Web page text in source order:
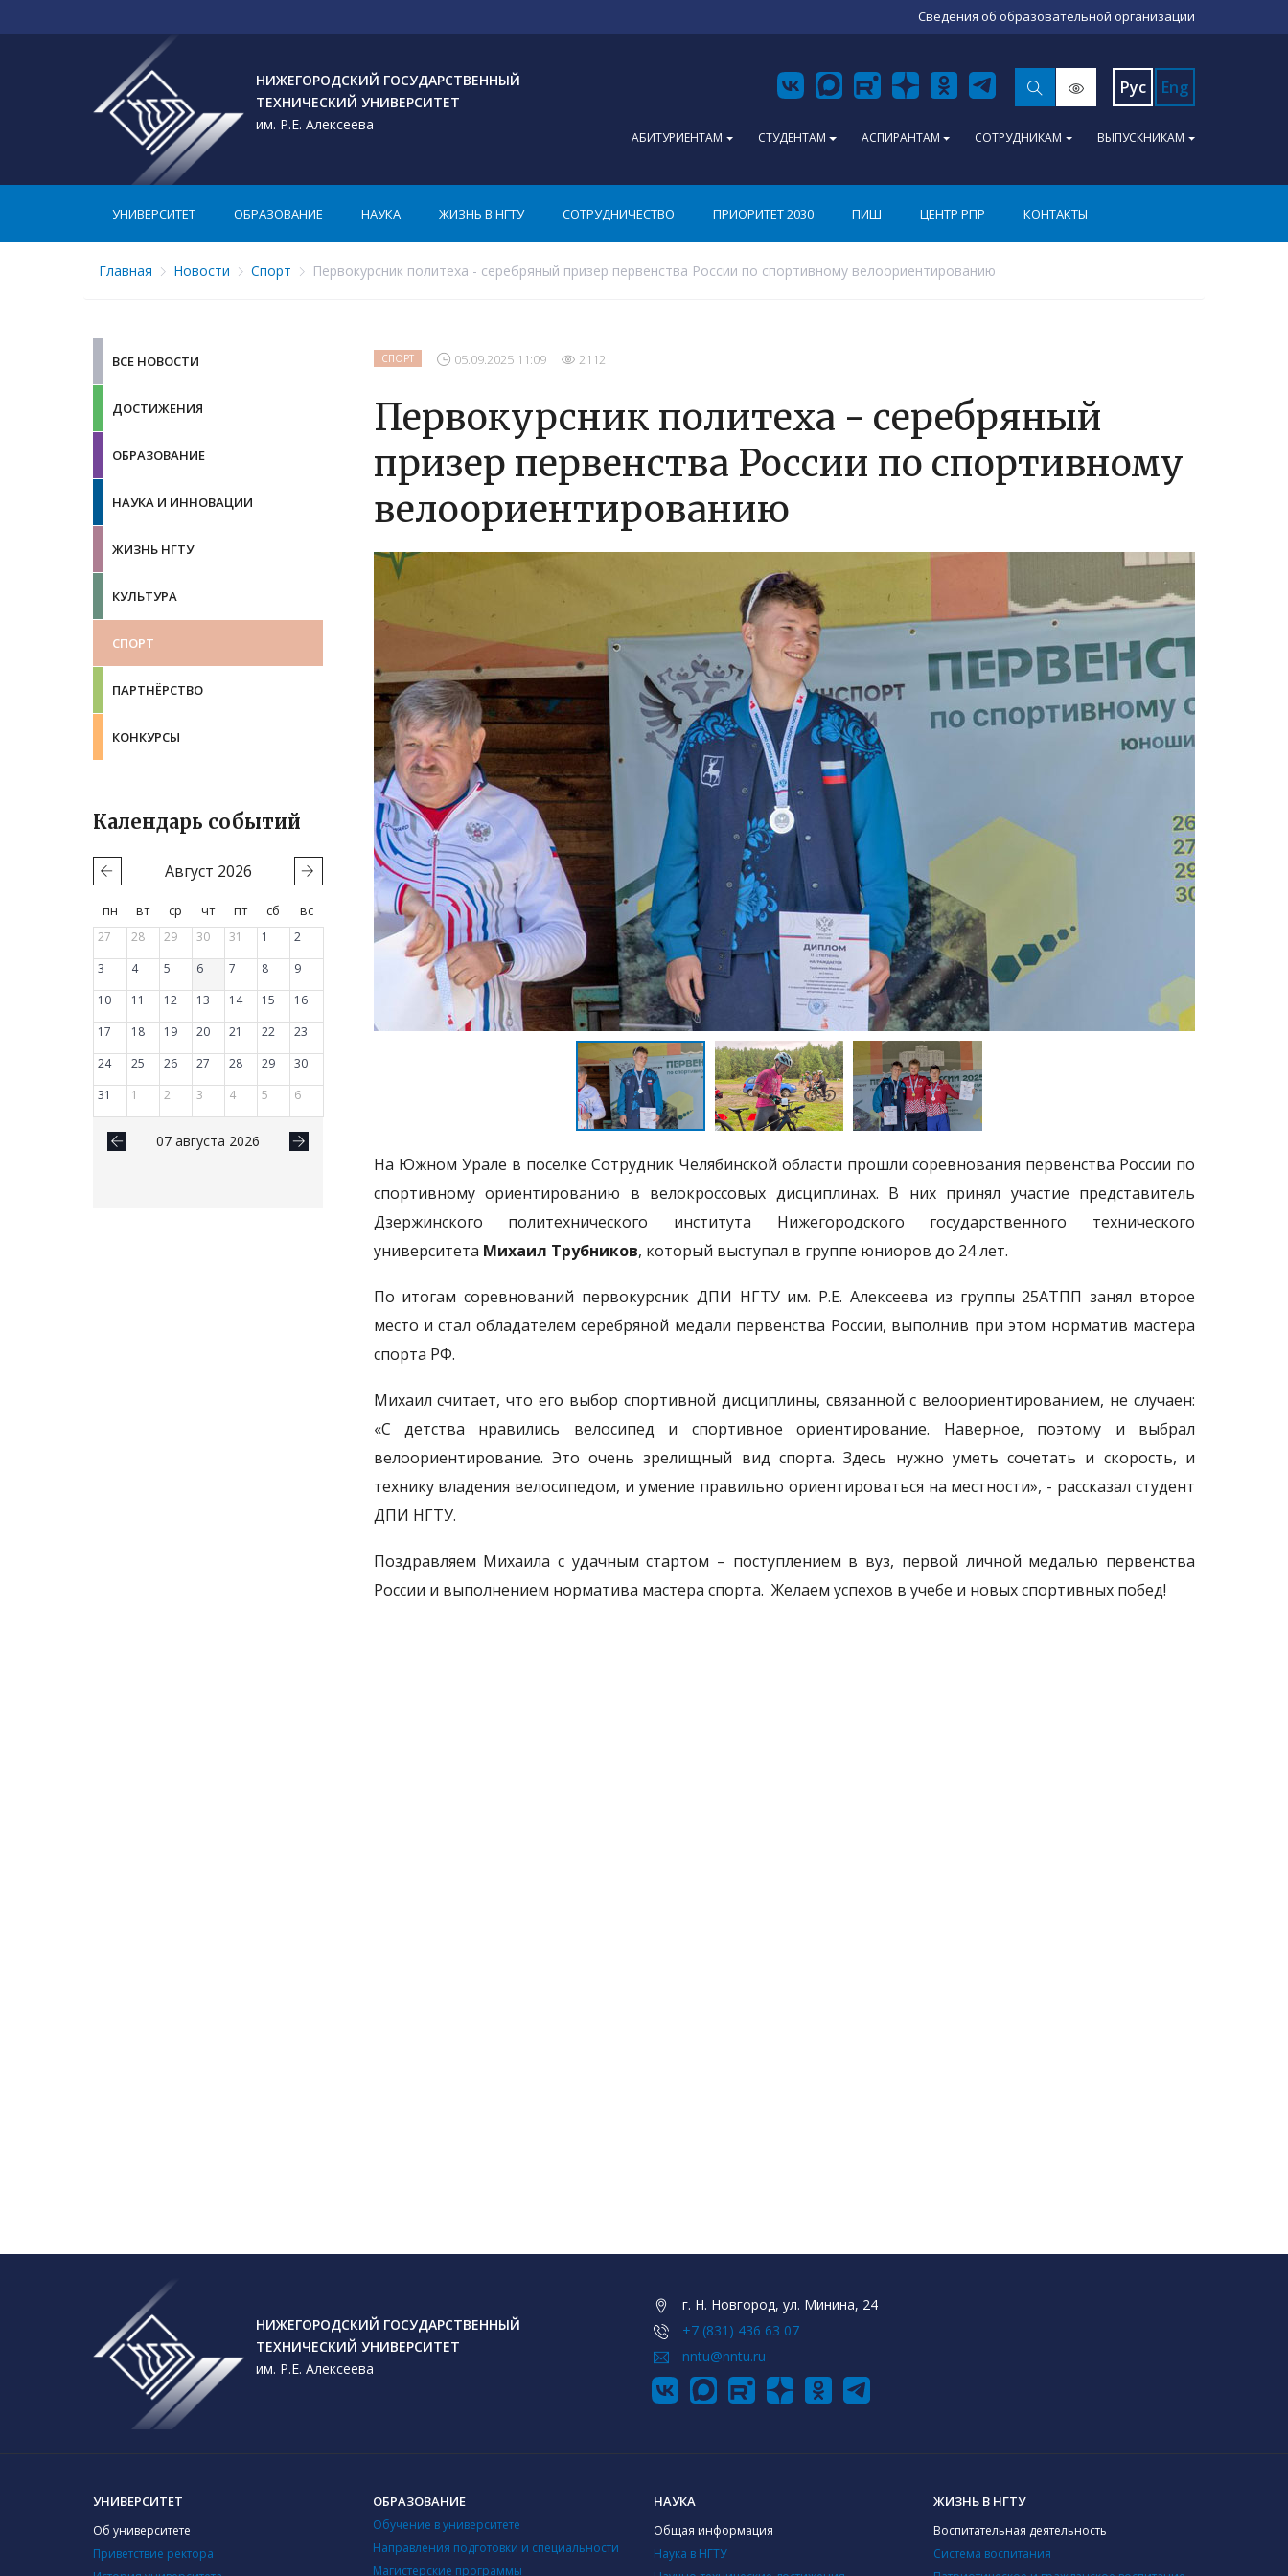
Сведения об образовательной организации
НИЖЕГОРОДСКИЙ ГОСУДАРСТВЕННЫЙ
ТЕХНИЧЕСКИЙ УНИВЕРСИТЕТ
им. Р.Е. Алексеева
Рус Eng
АБИТУРИЕНТАМ СТУДЕНТАМ АСПИРАНТАМ СОТРУДНИКАМ ВЫПУСКНИКАМ
УНИВЕРСИТЕТ ОБРАЗОВАНИЕ НАУКА ЖИЗНЬ В НГТУ СОТРУДНИЧЕСТВО ПРИОРИТЕТ 2030 ПИШ ЦЕНТР РПР КОНТАКТЫ
Главная Новости Спорт Первокурсник политеха - серебряный призер первенства России по спортивному велоориентированию
ВСЕ НОВОСТИ
ДОСТИЖЕНИЯ
ОБРАЗОВАНИЕ
НАУКА И ИННОВАЦИИ
ЖИЗНЬ НГТУ
КУЛЬТУРА
СПОРТ
ПАРТНЁРСТВО
КОНКУРСЫ
Календарь событий
Август 2026
пн вт ср чт пт сб
вс
27
28 29 30 31 1
2
3
4 5 6 7 8
9
10
11 12 13 14 15
16
17
18 19 20 21 22
23
24
25 26 27 28 29
30
31
1 2 3 4 5 6
07 августа 2026
СПОРТ 05.09.2025 11:09 2112
Первокурсник политеха - серебряный
призер первенства России по спортивному
велоориентированию
На Южном Урале в поселке Сотрудник Челябинской области прошли соревнования первенства России по
спортивному ориентированию в велокроссовых дисциплинах. В них принял участие представитель
Дзержинского политехнического института Нижегородского государственного технического
университета Михаил Трубников, который выступал в группе юниоров до 24 лет.
По итогам соревнований первокурсник ДПИ НГТУ им. Р.Е. Алексеева из группы 25АТПП занял второе
место и стал обладателем серебряной медали первенства России, выполнив при этом норматив мастера
спорта РФ.
Михаил считает, что его выбор спортивной дисциплины, связанной с велоориентированием, не случаен:
«С детства нравились велосипед и спортивное ориентирование. Наверное, поэтому и выбрал
велоориентирование. Это очень зрелищный вид спорта. Здесь нужно уметь сочетать и скорость, и
технику владения велосипедом, и умение правильно ориентироваться на местности», - рассказал студент
ДПИ НГТУ.
Поздравляем Михаила с удачным стартом – поступлением в вуз, первой личной медалью первенства
России и выполнением норматива мастера спорта. Желаем успехов в учебе и новых спортивных побед!
НИЖЕГОРОДСКИЙ ГОСУДАРСТВЕННЫЙ
ТЕХНИЧЕСКИЙ УНИВЕРСИТЕТ
им. Р.Е. Алексеева
г. Н. Новгород, ул. Минина, 24
+7 (831) 436 63 07
nntu@nntu.ru
УНИВЕРСИТЕТ
Об университете
Приветствие ректора
ОБРАЗОВАНИЕ
Обучение в университете
Направления подготовки и специальности
Магистерские программы
НАУКА
Общая информация
Наука в НГТУ
ЖИЗНЬ В НГТУ
Воспитательная деятельность
Система воспитания